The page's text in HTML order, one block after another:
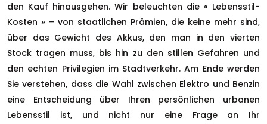
den Kauf hinausgehen. Wir beleuchten die « Lebensstil-
Kosten » – von staatlichen Prämien, die keine mehr sind,
über das Gewicht des Akkus, den man in den vierten
Stock tragen muss, bis hin zu den stillen Gefahren und
den echten Privilegien im Stadtverkehr. Am Ende werden
Sie verstehen, dass die Wahl zwischen Elektro und Benzin
eine Entscheidung über Ihren persönlichen urbanen
Lebensstil ist, und nicht nur eine Frage an Ihr